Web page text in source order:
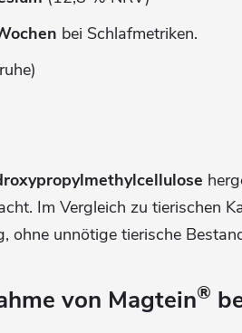
bei Schlafmetriken.
Im Vergleich zu tierischen
ohne unnötige tierische
von Magtein®